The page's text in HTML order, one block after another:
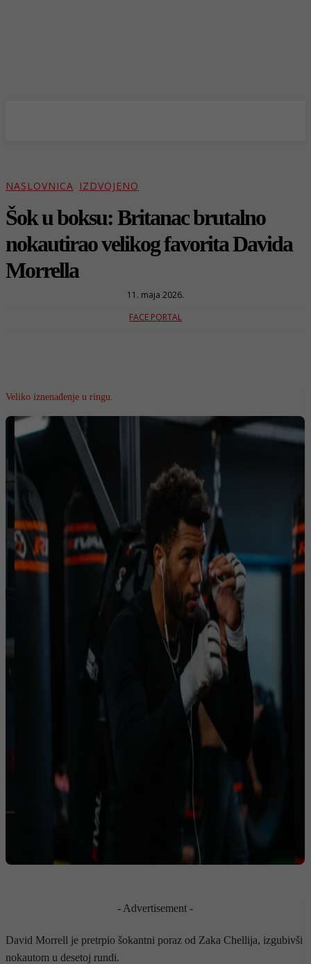
NASLOVNICA IZDVOJENO
Šok u boksu: Britanac brutalno
nokautirao velikog favorita Davida
Morrella
11. maja 2026.
FACE PORTAL
Veliko iznenađenje u ringu.
- Advertisement -
David Morrell je pretrpio šokantni poraz od Zaka Chellija, izgubivši
nokautom u desetoj rundi.